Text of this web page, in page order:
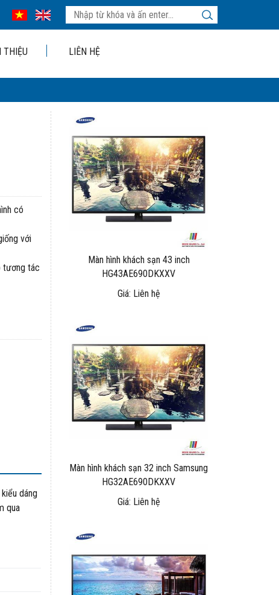
THIỆU LIÊN HỆ
có
với
tương tác
dáng
qua
Màn hình khách sạn 43 inch
HG43AE690DKXXV
Giá: Liên hệ
Màn hình khách sạn 32 inch Samsung
HG32AE690DKXXV
Giá: Liên hệ